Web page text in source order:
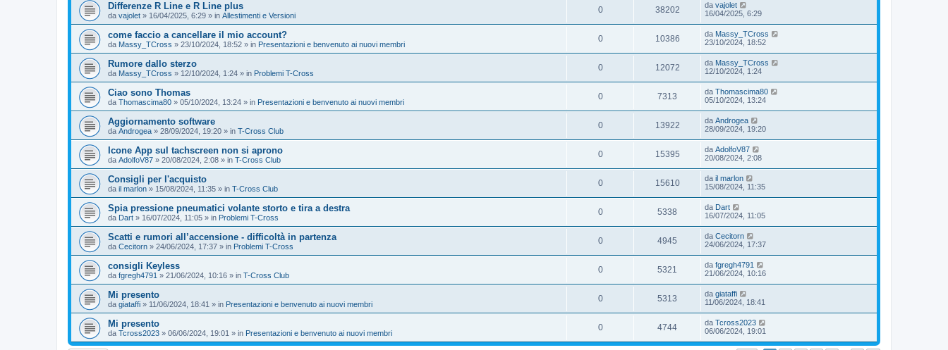
Differenze R Line e R Line plus
da vajolet » 16/04/2025, 6:29 » in Allestimenti e Versioni
0 38202 da vajolet
16/04/2025, 6:29
come faccio a cancellare il mio account?
da Massy_TCross » 23/10/2024, 18:52 » in Presentazioni e benvenuto ai nuovi membri
0 10386 da Massy_TCross
23/10/2024, 18:52
Rumore dallo sterzo
da Massy_TCross » 12/10/2024, 1:24 » in Problemi T-Cross
0 12072 da Massy_TCross
12/10/2024, 1:24
Ciao sono Thomas
da Thomascima80 » 05/10/2024, 13:24 » in Presentazioni e benvenuto ai nuovi membri
0 7313 da Thomascima80
05/10/2024, 13:24
Aggiornamento software
da Androgea » 28/09/2024, 19:20 » in T-Cross Club
0 13922 da Androgea
28/09/2024, 19:20
Icone App sul tachscreen non si aprono
da AdolfoV87 » 20/08/2024, 2:08 » in T-Cross Club
0 15395 da AdolfoV87
20/08/2024, 2:08
Consigli per l'acquisto
da il marlon » 15/08/2024, 11:35 » in T-Cross Club
0 15610 da il marlon
15/08/2024, 11:35
Spia pressione pneumatici volante storto e tira a destra
da Dart » 16/07/2024, 11:05 » in Problemi T-Cross
0 5338 da Dart
16/07/2024, 11:05
Scatti e rumori all’accensione - difficoltà in partenza
da Cecitorn » 24/06/2024, 17:37 » in Problemi T-Cross
0 4945 da Cecitorn
24/06/2024, 17:37
consigli Keyless
da fgregh4791 » 21/06/2024, 10:16 » in T-Cross Club
0 5321 da fgregh4791
21/06/2024, 10:16
Mi presento
da giataffi » 11/06/2024, 18:41 » in Presentazioni e benvenuto ai nuovi membri
0 5313 da giataffi
11/06/2024, 18:41
Mi presento
da Tcross2023 » 06/06/2024, 19:01 » in Presentazioni e benvenuto ai nuovi membri
0 4744 da Tcross2023
06/06/2024, 19:01